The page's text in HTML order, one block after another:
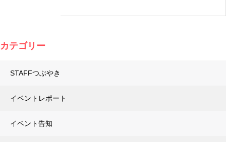
カテゴリー
STAFFつぶやき
イベントレポート
イベント告知